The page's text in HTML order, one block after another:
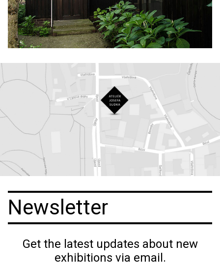
Newsletter
Get the latest updates about new
exhibitions via email.